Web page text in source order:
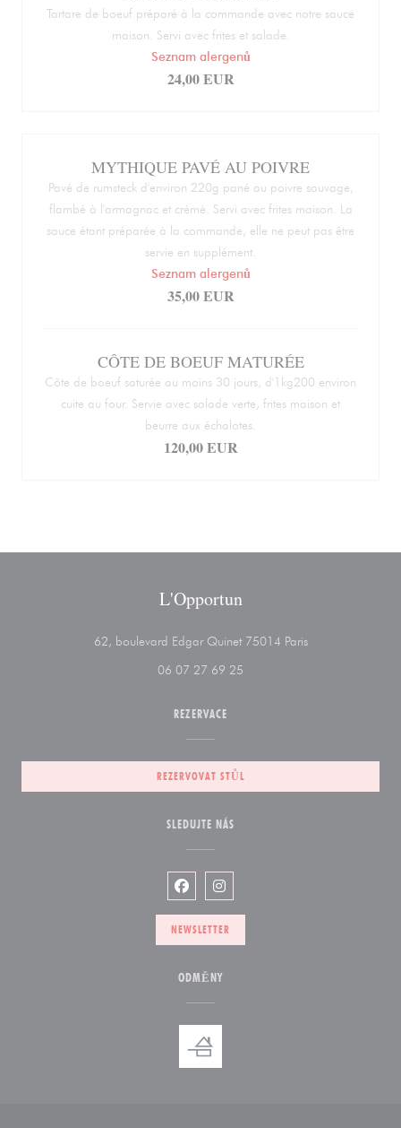
Tartare de boeuf préparé à la commande avec notre sauce
maison. Servi avec frites et salade.
Seznam alergenů
24,00 EUR
MYTHIQUE PAVÉ AU POIVRE
Pavé de rumsteck d'environ 220g pané au poivre sauvage,
flambé à l'armagnac et crémé. Servi avec frites maison. La
sauce étant préparée à la commande, elle ne peut pas être
servie en supplément.
Seznam alergenů
35,00 EUR
CÔTE DE BOEUF MATURÉE
Côte de boeuf saturée au moins 30 jours, d'1kg200 environ
cuite au four. Servie avec salade verte, frites maison et
beurre aux échalotes.
120,00 EUR
L'Opportun
62, boulevard Edgar Quinet 75014 Paris((otevře se v
06 07 27 69 25
REZERVACE
REZERVOVAT STŮL
SLEDUJTE NÁS
Facebook ((otevře se v novém okně))
Instagram ((otevře se v novém
NEWSLETTER
ODMĚNY